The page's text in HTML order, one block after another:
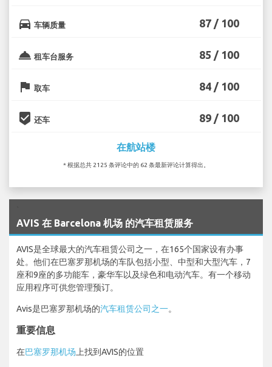
directions_car 车辆质量 87 / 100
room_service 租车台服务 85 / 100
flag 取车 84 / 100
beenhere 还车 89 / 100
在航站楼
* 根据总共 2125 条评论中的 62 条最新评论计算得出。
AVIS 在 Barcelona 机场 的汽车租赁服务
AVIS是全球最大的汽车租赁公司之一，在165个国家设有办事
处。他们在巴塞罗那机场的车队包括小型、中型和大型汽车，7
座和9座的多功能车，豪华车以及绿色和电动汽车。有一个移动
应用程序可供您管理预订。
Avis是巴塞罗那机场的汽车租赁公司之一。
重要信息
在巴塞罗那机场 上找到AVIS的位置